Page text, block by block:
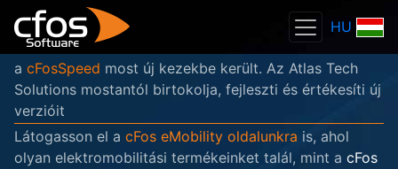
HU
a cFosSpeed most új kezekbe került. Az Atlas Tech
Solutions mostantól birtokolja, fejleszti és értékesíti új
verzióit
Látogasson el a cFos eMobility oldalunkra is, ahol
olyan elektromobilitási termékeinket talál, mint a cFos